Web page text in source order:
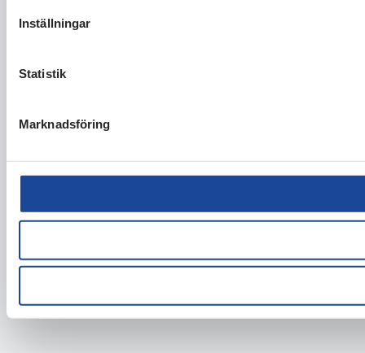
Inställningar
Statistik
Marknadsföring